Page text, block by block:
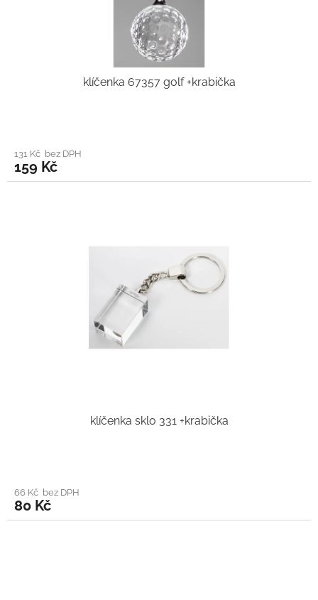
klíčenka 67357 golf +krabička
131 Kč bez DPH
159 Kč
klíčenka sklo 331 +krabička
66 Kč bez DPH
80 Kč